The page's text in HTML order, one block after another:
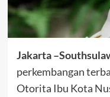
Jakarta
perkembangan
Otorita Ibu Kota